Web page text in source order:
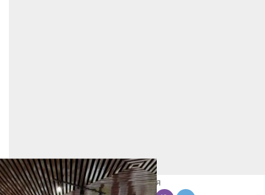
Поделиться